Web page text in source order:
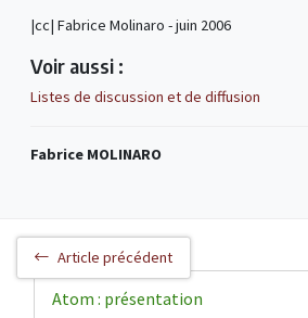
|cc| Fabrice Molinaro - juin 2006
Voir aussi :
Listes de discussion et de diffusion
Fabrice MOLINARO
Article précédent
Atom : présentation